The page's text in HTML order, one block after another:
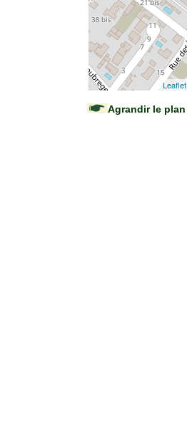
Leaflet
Agrandir le plan